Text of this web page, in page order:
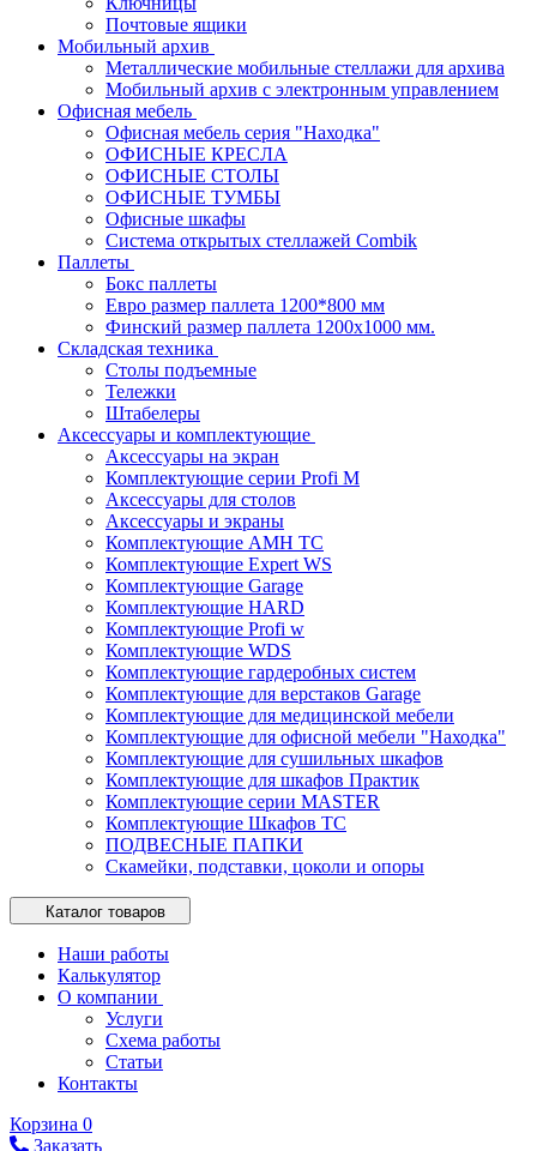
Почтовые ящики
Мобильный архив
Металлические мобильные стеллажи для архива
Мобильный архив с электронным управлением
Офисная мебель
Офисная мебель серия "Находка"
ОФИСНЫЕ КРЕСЛА
ОФИСНЫЕ СТОЛЫ
ОФИСНЫЕ ТУМБЫ
Офисные шкафы
Система открытых стеллажей Combik
Паллеты
Бокс паллеты
Евро размер паллета 1200*800 мм
Финский размер паллета 1200х1000 мм.
Складская техника
Столы подъемные
Тележки
Штабелеры
Аксессуары и комплектующие
Аксессуары на экран
Комплектующие серии Profi M
Аксессуары для столов
Аксессуары и экраны
Комплектующие AMH TC
Комплектующие Expert WS
Комплектующие Garage
Комплектующие HARD
Комплектующие Profi w
Комплектующие WDS
Комплектующие гардеробных систем
Комплектующие для верстаков Garage
Комплектующие для медицинской мебели
Комплектующие для офисной мебели "Находка"
Комплектующие для сушильных шкафов
Комплектующие для шкафов Практик
Комплектующие серии MASTER
Комплектующие Шкафов ТС
ПОДВЕСНЫЕ ПАПКИ
Скамейки, подставки, цоколи и опоры
Каталог товаров
Наши работы
Калькулятор
О компании
Услуги
Схема работы
Статьи
Контакты
Корзина 0
Заказать